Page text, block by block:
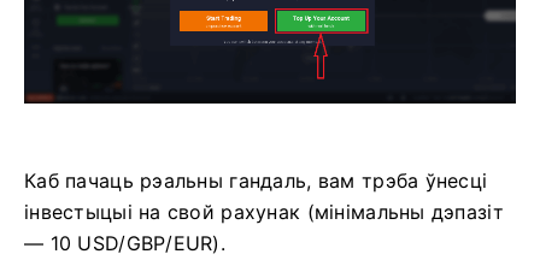
Каб пачаць рэальны гандаль, вам трэба ўнесці
інвестыцыі на свой рахунак (мінімальны дэпазіт
— 10 USD/GBP/EUR).